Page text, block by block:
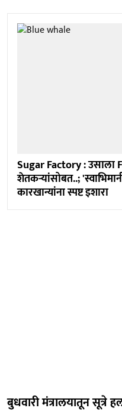
Sugar Factory : उसाला
शेतकऱ्यांसोबत..;
कारखान्यांना स्पष्ट इशारा
बुधवारी मंत्रालयातून सूत्रे